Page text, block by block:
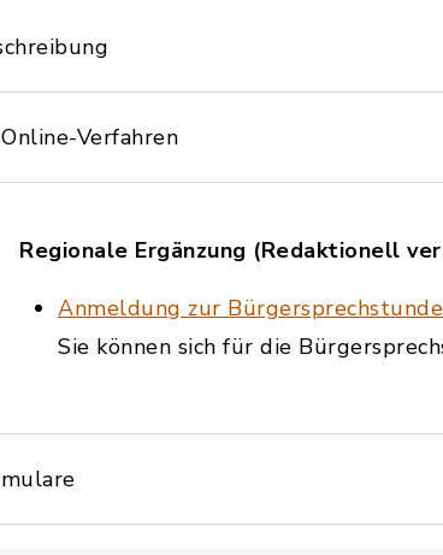
Online-Verfahren
Regionale Ergänzung (Redaktionell
Anmeldung zur Bürgersprechstunde
Sie können sich für die